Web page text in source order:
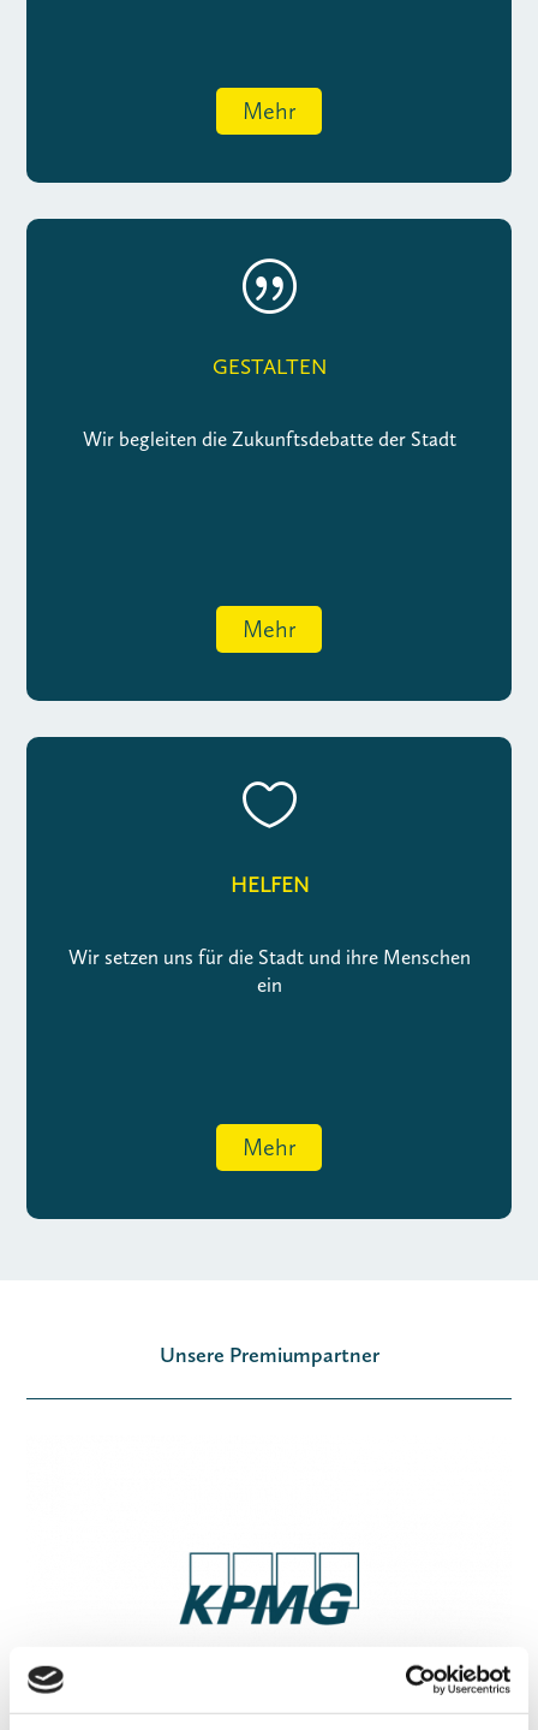
Mehr
|
GESTALTEN
Wir begleiten die Zukunftsdebatte der Stadt
Mehr

HELFEN
Wir setzen uns für die Stadt und ihre Menschen
ein
Mehr
Unsere Premiumpartner